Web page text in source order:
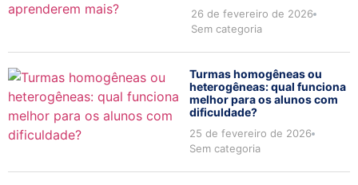
26 de fevereiro de 2026
Sem categoria
Turmas homogêneas ou
heterogêneas: qual funciona
melhor para os alunos com
dificuldade?
25 de fevereiro de 2026
Sem categoria